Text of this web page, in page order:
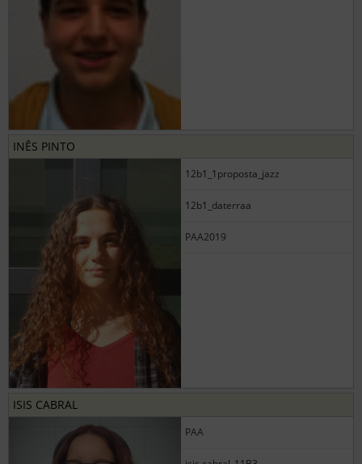
INÊS PINTO
12b1_1proposta_jazz
12b1_daterraa
PAA2019
ISIS CABRAL
PAA